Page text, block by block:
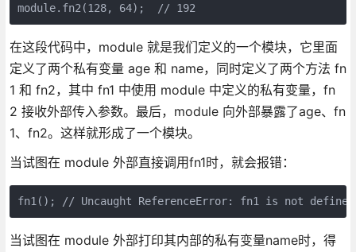
module.fn2(128, 64);  // 192
在这段代码中，module 就是我们定义的一个模块，它里面
定义了两个私有变量 age 和 name，同时定义了两个方法 fn
1 和 fn2，其中 fn1 中使用 module 中定义的私有变量，fn
2 接收外部传入参数。最后，module 向外部暴露了age、fn
1、fn2。这样就形成了一个模块。
当试图在 module 外部直接调用fn1时，就会报错：
fn1(); // Uncaught ReferenceError: fn1 is not defined
当试图在 module 外部打印其内部的私有变量name时，得